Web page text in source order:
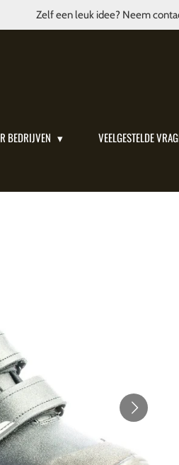
Zelf een leuk idee? Neem
BEDRIJVEN VEELGESTELDE